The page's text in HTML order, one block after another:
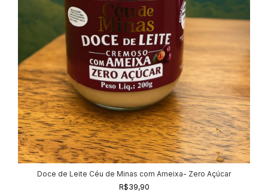
Doce de Leite Céu de Minas com Ameixa- Zero Açúcar
R$39,90